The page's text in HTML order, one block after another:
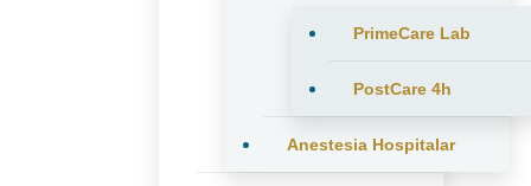
PrimeCare Lab
PostCare 4h
Anestesia Hospitalar